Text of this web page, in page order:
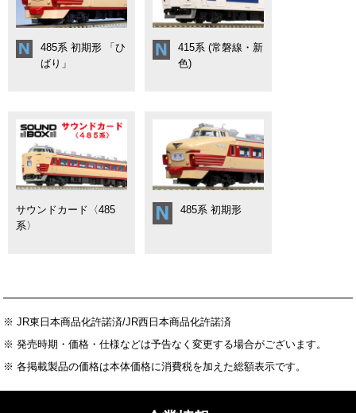
485系 初期形 「ひ
ばり」
415系 (常磐線・新
色)
サウンドカード〈485
系〉
485系 初期形
※ JR東日本商品化許諾済/JR西日本商品化許諾済
※ 発売時期・価格・仕様などは予告なく変更する場合がございます。
※ 各掲載製品の価格は本体価格に消費税を加えた総額表示です。